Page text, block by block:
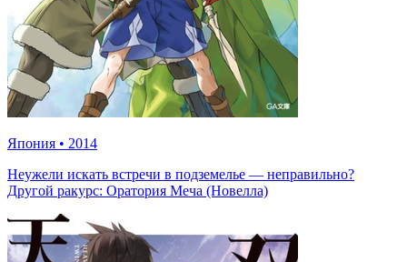
Япония • 2014
Неужели искать встречи в подземелье — неправильно?
Другой ракурс: Оратория Меча (Новелла)